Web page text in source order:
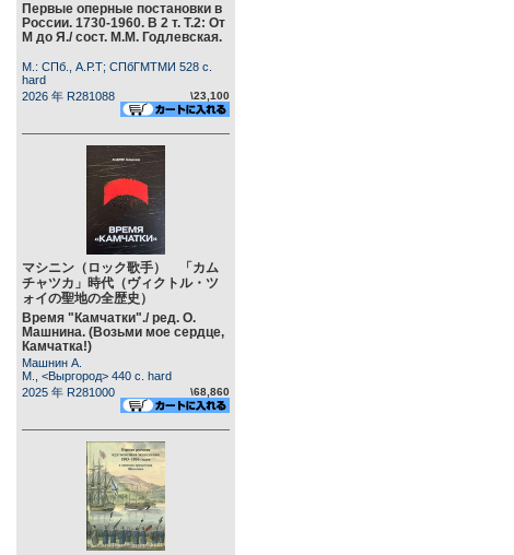
Первые оперные постановки в
России. 1730-1960. В 2 т. Т.2: От
М до Я./ сост. М.М. Годлевская.
М.: СПб., А.Р.Т; СПбГМТМИ 528 c.
hard
2026 年 R281088
\23,100
マシニン（ロック歌手） 「カム
チャツカ」時代（ヴィクトル・ツ
ォイの聖地の全歴史）
Время "Камчатки"./ ред. О.
Машнина. (Возьми мое сердце,
Камчатка!)
Машнин А.
М., <Выргород> 440 c. hard
2025 年 R281000
\68,860